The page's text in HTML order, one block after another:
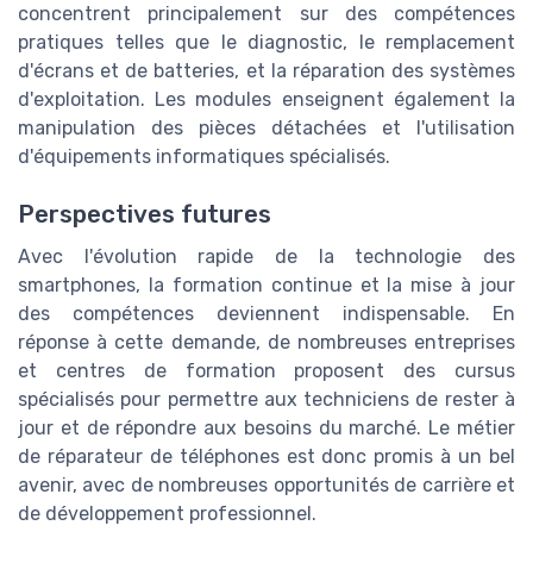
concentrent principalement sur des compétences
pratiques telles que le diagnostic, le remplacement
d'écrans et de batteries, et la réparation des systèmes
d'exploitation. Les modules enseignent également la
manipulation des pièces détachées et l'utilisation
d'équipements informatiques spécialisés.
Perspectives futures
Avec l'évolution rapide de la technologie des
smartphones, la formation continue et la mise à jour
des compétences deviennent indispensable. En
réponse à cette demande, de nombreuses entreprises
et centres de formation proposent des cursus
spécialisés pour permettre aux techniciens de rester à
jour et de répondre aux besoins du marché. Le métier
de réparateur de téléphones est donc promis à un bel
avenir, avec de nombreuses opportunités de carrière et
de développement professionnel.